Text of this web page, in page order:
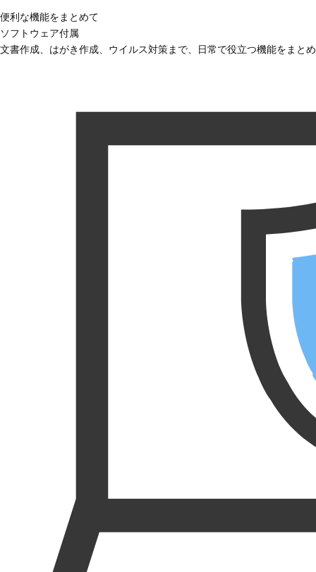
便利な機能をまとめて
ソフトウェア付属
文書作成、はがき作成、ウイルス対策まで、日常で役立つ機能をまと